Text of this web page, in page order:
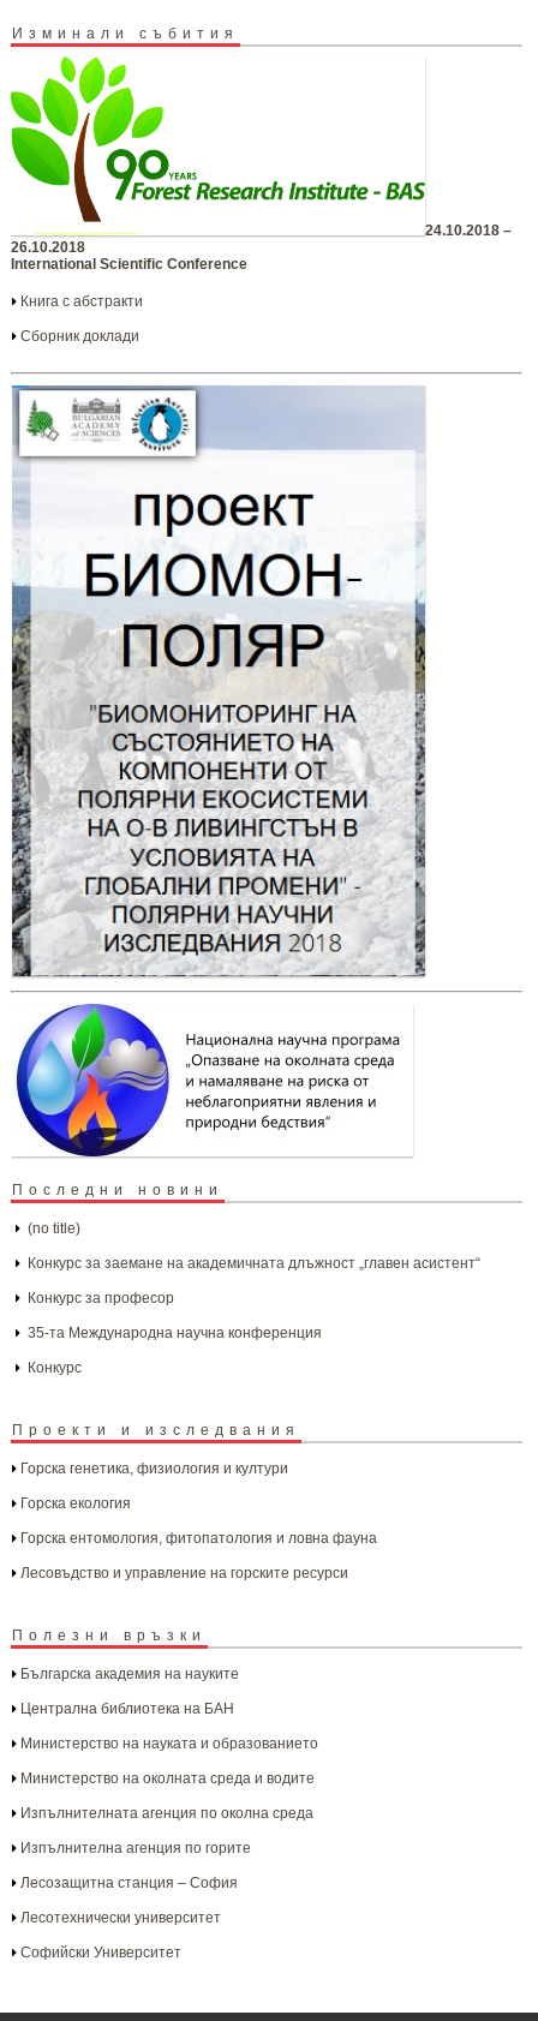
Изминали събития
24.10.2018 –
26.10.2018
International Scientific Conference
Книга с абстракти
Сборник доклади
Последни новини
(no title)
Конкурс за заемане на академичната длъжност „главен асистент“
Конкурс за професор
35-та Международна научна конференция
Конкурс
Проекти и изследвания
Горска генетика, физиология и култури
Горска екология
Горска ентомология, фитопатология и ловна фауна
Лесовъдство и управление на горските ресурси
Полезни връзки
Българска aкадемия на науките
Централна библиотека на БАН
Министерство на науката и образованието
Министерство на околната среда и водите
Изпълнителната агенция по околна среда
Изпълнителна агенция по горите
Лесозащитна станция – София
Лесотехнически университет
Софийски Университет